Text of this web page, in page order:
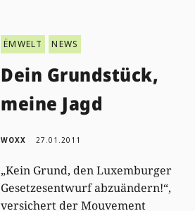
ËMWELT NEWS
Dein Grundstück,
meine Jagd
WOXX 27.01.2011
„Kein Grund, den Luxemburger
Gesetzesentwurf abzuändern!“,
versichert der Mouvement